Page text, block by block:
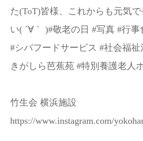
た(ToT)皆様、これからも元気
い( ´∀｀ )#敬老の日 #写真 #行
#シバフードサービス #社会福祉
きがしら芭蕉苑 #特別養護老人
竹生会 横浜施設
https://www.instagram.com/